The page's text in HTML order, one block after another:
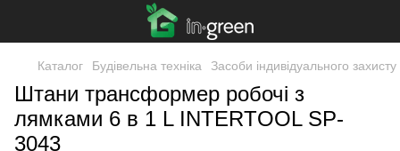
Каталог Будівельна техніка Засоби індивідуального захисту
Штани трансформер робочі з
лямками 6 в 1 L INTERTOOL SP-
3043